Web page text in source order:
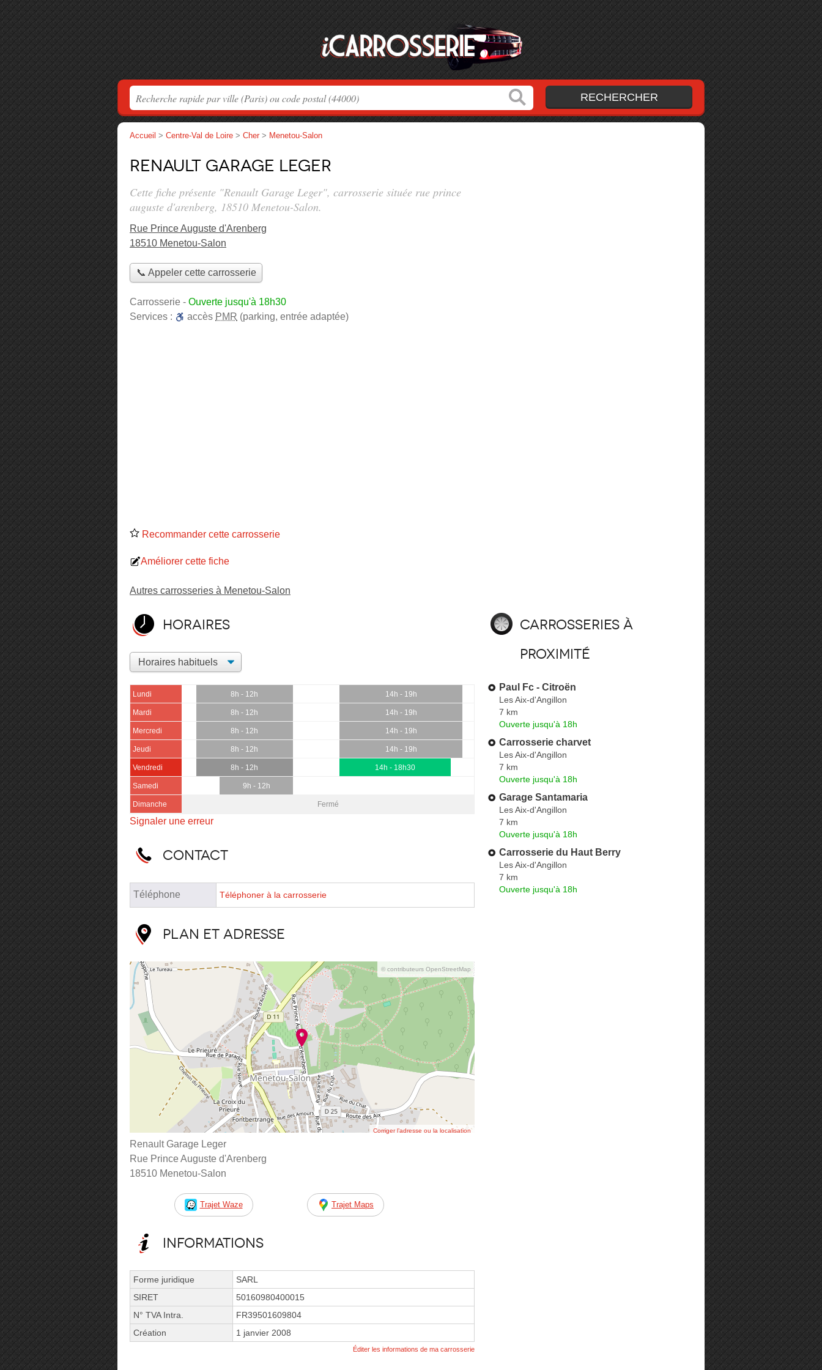
Accueil > Centre-Val de Loire > Cher > Menetou-Salon
Renault Garage Leger
Cette fiche présente "Renault Garage Leger", carrosserie située rue prince
auguste d'arenberg, 18510 Menetou-Salon.
Rue Prince Auguste d'Arenberg
18510 Menetou-Salon
📞 Appeler cette carrosserie
Carrosserie - Ouverte jusqu'à 18h30
Services :
accès PMR (parking, entrée adaptée)
Recommander cette carrosserie
Améliorer cette fiche
Autres carrosseries à Menetou-Salon
Horaires
Lundi 8h - 12h 14h - 19h
Mardi 8h - 12h 14h - 19h
Mercredi 8h - 12h 14h - 19h
Jeudi 8h - 12h 14h - 19h
Vendredi 8h - 12h 14h - 18h30
Samedi 9h - 12h
Dimanche Fermé
Signaler une erreur
Contact
Téléphone Téléphoner à la carrosserie
Plan et adresse
© contributeurs OpenStreetMap
Corriger l’adresse ou la localisation
Renault Garage Leger
Rue Prince Auguste d'Arenberg
18510 Menetou-Salon
Trajet Waze Trajet Maps
Informations
Forme juridique
SARL
SIRET
50160980400015
N° TVA Intra.
FR39501609804
Création
1 janvier 2008
Éditer les informations de ma carrosserie
Carrosseries à
proximité
Paul Fc - Citroën
Les Aix-d'Angillon
7 km
Ouverte jusqu'à 18h
Carrosserie charvet
Les Aix-d'Angillon
7 km
Ouverte jusqu'à 18h
Garage Santamaria
Les Aix-d'Angillon
7 km
Ouverte jusqu'à 18h
Carrosserie du Haut Berry
Les Aix-d'Angillon
7 km
Ouverte jusqu'à 18h